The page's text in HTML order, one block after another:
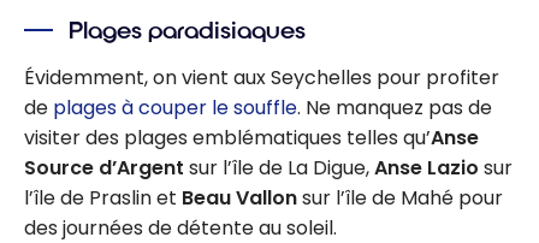
Plages paradisiaques
Évidemment, on vient aux Seychelles pour profiter
de plages à couper le souffle. Ne manquez pas de
visiter des plages emblématiques telles qu’Anse
Source d’Argent sur l’île de La Digue,Anse Lazio sur
l’île de Praslin et Beau Vallonsur l’île de Mahé pour
des journées de détente au soleil.